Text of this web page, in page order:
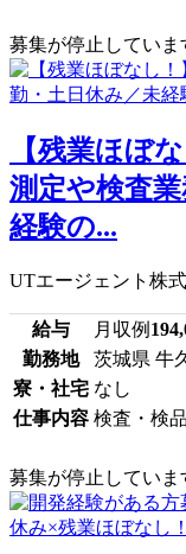
募集が停止していま
【残業ほぼ
測定や検査
経験の...
UTエージェント株
給与 月収例
勤務地
茨城県 牛
寮・社宅 なし
仕事内容 検査・検品
募集が停止していま